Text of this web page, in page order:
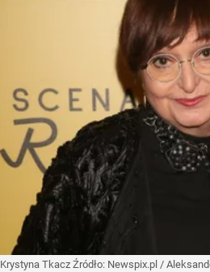
Krystyna Tkacz Źródło: Newspix.pl /